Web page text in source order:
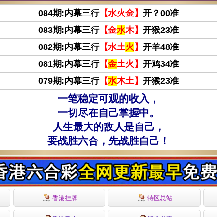
084期:内幕三行【水火金】 开？00准
083期:内幕三行【金水木】 开猴23准
082期:内幕三行【水土火 】 开羊48准
081期:内幕三行【金土火】 开鸡34准
079期:内幕三行【水木土】 开猴23准
一笔稳定可观的收入，
一切尽在自己掌握中。
人生最大的敌人是自己，
要战胜六合，先战胜自己！
香港挂牌 特区总站